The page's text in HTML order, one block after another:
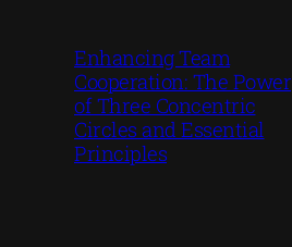
Enhancing Team
Cooperation: The Power
of Three Concentric
Circles and Essential
Principles